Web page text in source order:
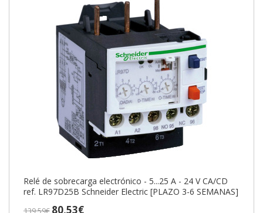
Relé de sobrecarga electrónico - 5...25 A - 24 V CA/CD
ref. LR97D25B Schneider Electric [PLAZO 3-6 SEMANAS]
139,59€ 80,53€